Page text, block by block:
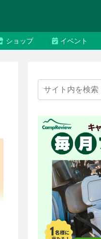
ショップ イベント